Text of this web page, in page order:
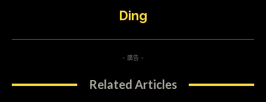
Ding
- 廣告 -
Related Articles